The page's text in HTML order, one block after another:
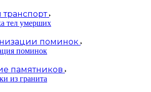
тел умерших
поминок
поминок
памятников
из гранита